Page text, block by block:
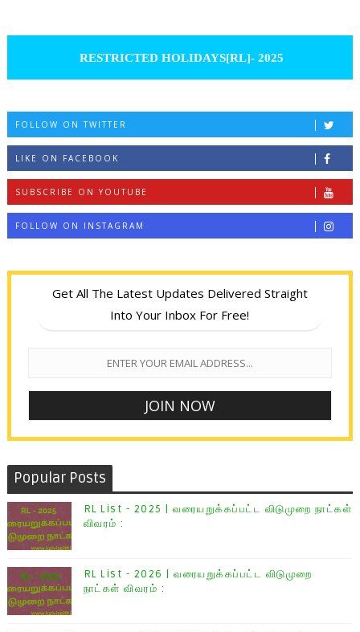
RESTRICTED HOLIDAYS[RL]- 2025
FOLLOW ON TWITTER
LIKE ON FACEBOOK
SUBSCRIBE ON YOUTUBE
FOLLOW ON INSTAGRAM
Get All The Latest Updates Delivered Straight
Into Your Inbox For Free!
Popular Posts
RL List - 2025 | வரையறுக்கப்பட்ட விடுமுறை நாட்கள்
விவரம் :
RL List - 2026 | வரையறுக்கப்பட்ட விடுமுறை
நாட்கள் விவரம் :